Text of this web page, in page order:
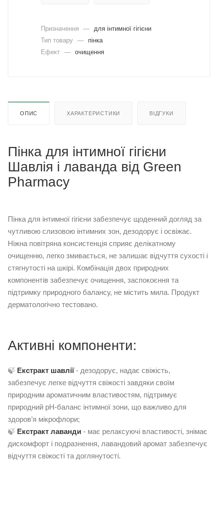
Призначення —
для інтимної гігієни
Тип товару —
пінка
Ефект — очищення
ОПИС ХАРАКТЕРИСТИКИ ВІДГУКИ
Пінка для інтимної гігієни
Шавлія і лаванда від Green
Pharmacy
Пінка для інтимної гігієни забезпечує щоденний догляд за
чутливою слизовою інтимних зон, дезодорує і освіжає.
Ніжна повітряна консистенція сприяє делікатному
очищенню, легко змивається, не залишає відчуття сухості і
стягнутості на шкірі. Комбінація двох природних
компонентів забезпечує очищення, заспокоєння та
підтримку природного балансу, не містить мила. Продукт
дерматологічно тестовано.
Активні компоненти:
🍃 Екстракт шавлії- дезодорує, надає свіжість,
забезпечує легке відчуття свіжості завдяки своїм
природним ароматичним властивостям, підтримує
природний pH-баланс інтимної зони, що важливо для
здоров’я мікрофлори;
🍃 Екстракт лаванди - має релаксуючі властивості, знімає
дискомфорт і подразнення, лавандовий аромат забезпечує
відчуття свіжості та доглянутості.